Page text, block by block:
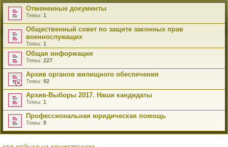
Отмененные документы
Темы: 1
Общественный совет по защите законных прав
военнослужащих
Темы: 1
Общая информация
Темы: 227
Архив органов жилищного обеспечения
Темы: 92
Архив-Выборы 2017. Наши кандидаты
Темы: 1
Профессиональная юридическая помощь
Темы: 8